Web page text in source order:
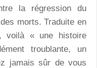
la régression du
morts. Traduite en
voilà « une histoire
troublante, un
jamais sûr de vous